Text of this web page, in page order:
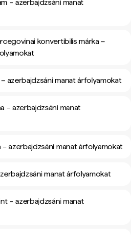
– azerbajdzsáni manat
konvertibilis márka –
azerbajdzsáni manat árfolyamokat
– azerbajdzsáni manat
azerbajdzsáni manat árfolyamokat
manat árfolyamokat
– azerbajdzsáni manat